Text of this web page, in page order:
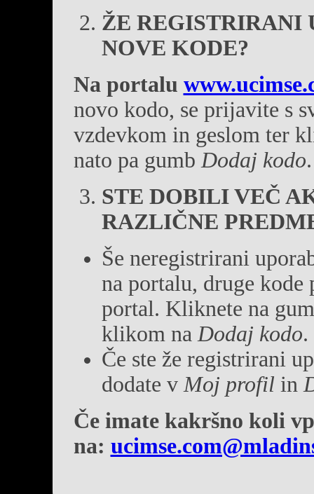
ŽE
NOVE KODE?
Na portalu
novo kodo, se prijavite s
vzdevkom in geslom ter
nato pa gumbDodaj kodo
STE DOBILI VEČ
RAZLIČNE
Še neregistrirani
na portalu, druge kode
portal. Kliknete na
klikom naDodaj kodo.
Če ste že registrirani
dodate vMoj profil in
Če imate kakršno koli
na: